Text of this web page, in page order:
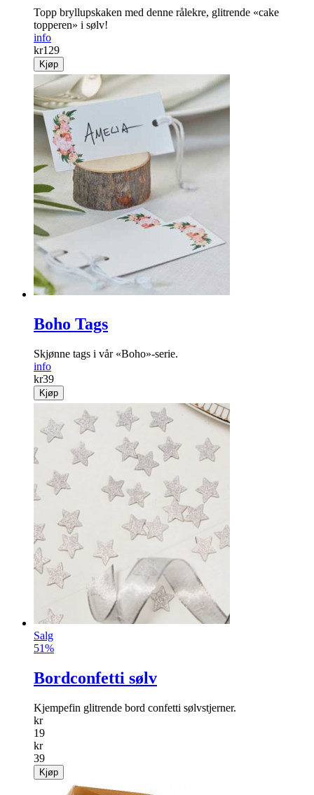
Topp bryllupskaken med denne rålekre, glitrende «cake
topperen» i sølv!
info
kr129
Kjøp
Boho Tags
Skjønne tags i vår «Boho»-serie.
info
kr39
Kjøp
Salg
51%
Bordconfetti sølv
Kjempefin glitrende bord confetti sølvstjerner.
kr
19
kr
39
Kjøp